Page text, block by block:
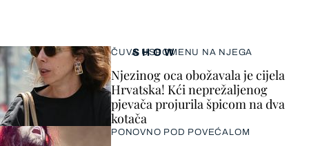
SHOW
ČUVA USPOMENU NA NJEGA
Njezinog oca obožavala je cijela
Hrvatska! Kći neprežaljenog
pjevača projurila špicom na dva
kotača
PONOVNO POD POVEĆALOM